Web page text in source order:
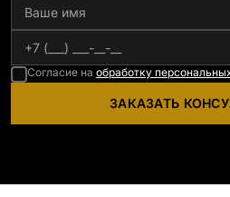
Согласие на обработку
ЗАКАЗАТЬ